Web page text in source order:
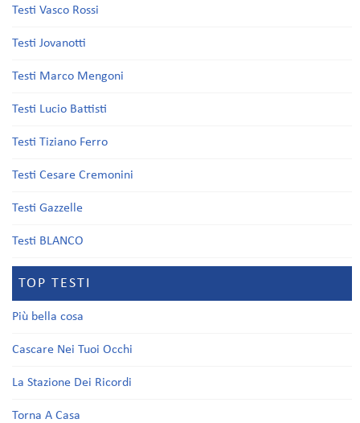
Testi Vasco Rossi
Testi Jovanotti
Testi Marco Mengoni
Testi Lucio Battisti
Testi Tiziano Ferro
Testi Cesare Cremonini
Testi Gazzelle
Testi BLANCO
TOP TESTI
Più bella cosa
Cascare Nei Tuoi Occhi
La Stazione Dei Ricordi
Torna A Casa